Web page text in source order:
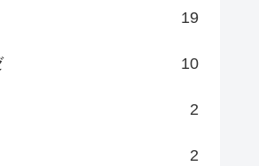
19
10
2
2